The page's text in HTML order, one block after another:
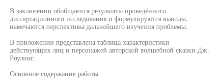
В заключении обобщаются результаты проведённого
диссертационного исследования и формулируются выводы,
намечаются перспективы дальнейшего изучения проблемы.
В приложении представлена таблица характеристики
действующих лиц и персонажей авторской волшебной сказки Дж.
Роулинг.
Основное содержание работы